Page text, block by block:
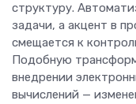
структуру.
задачи, а акцент в
смещается к
Подобную
внедрении
вычислений —